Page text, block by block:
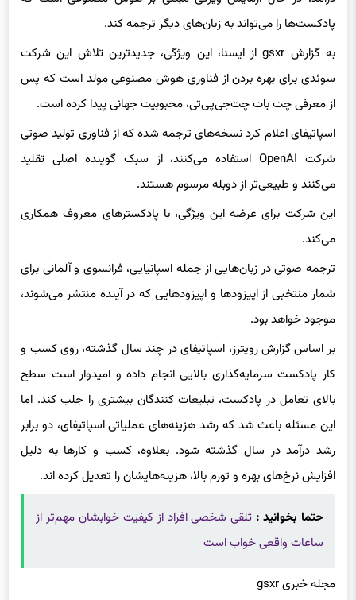
پادکست‌ها را می‌تواند به زبان‌های دیگر ترجمه کند.
به گزارش gsxr از ایسنا، این ویژگی، جدیدترین تلاش این شرکت
سوئدی برای بهره بردن از فناوری هوش مصنوعی مولد است که پس
از معرفی چت بات چت‌جی‌پی‌تی، محبوبیت جهانی پیدا کرده است.
اسپاتیفای اعلام کرد نسخه‌های ترجمه شده که از فناوری تولید صوتی
شرکت OpenAI استفاده می‌کنند، از سبک گوینده اصلی تقلید
می‌کنند و طبیعی‌تر از دوبله مرسوم هستند.
این شرکت برای عرضه این ویژگی، با پادکسترهای معروف همکاری
می‌کند.
ترجمه صوتی در زبان‌هایی از جمله اسپانیایی، فرانسوی و آلمانی برای
شمار منتخبی از اپیزودها و اپیزودهایی که در آینده منتشر می‌شوند،
موجود خواهد بود.
بر اساس گزارش رویترز، اسپاتیفای در چند سال گذشته، روی کسب و
کار پادکست سرمایه‌گذاری بالایی انجام داده و امیدوار است سطح
بالای تعامل در پادکست، تبلیغات کنندگان بیشتری را جلب کند. اما
این مسئله باعث شد که رشد هزینه‌های عملیاتی اسپاتیفای، دو برابر
رشد درآمد در سال گذشته شود. بعلاوه، کسب و کارها به دلیل
افزایش نرخ‌های بهره و تورم بالا، هزینه‌هایشان را تعدیل کرده اند.
حتما بخوانید : تلقی شخصی افراد از کیفیت خوابشان مهم‌تر از
ساعات واقعی خواب است
مجله خبری gsxr